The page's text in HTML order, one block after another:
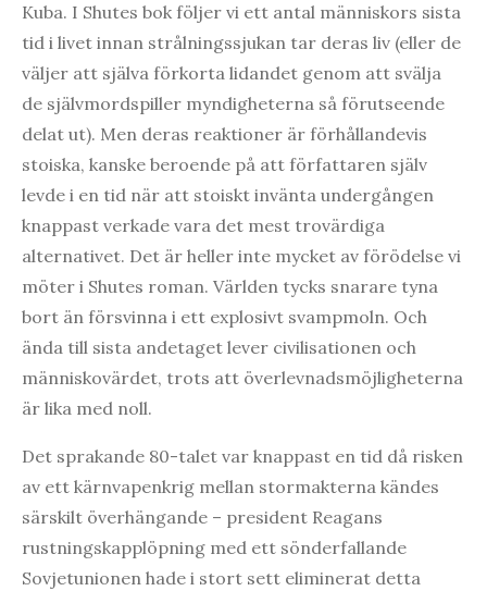
Kuba. I Shutes bok följer vi ett antal människors sista
tid i livet innan strålningssjukan tar deras liv (eller de
väljer att själva förkorta lidandet genom att svälja
de självmordspiller myndigheterna så förutseende
delat ut). Men deras reaktioner är förhållandevis
stoiska, kanske beroende på att författaren själv
levde i en tid när att stoiskt invänta undergången
knappast verkade vara det mest trovärdiga
alternativet. Det är heller inte mycket av förödelse vi
möter i Shutes roman. Världen tycks snarare tyna
bort än försvinna i ett explosivt svampmoln. Och
ända till sista andetaget lever civilisationen och
människovärdet, trots att överlevnadsmöjligheterna
är lika med noll.
Det sprakande 80-talet var knappast en tid då risken
av ett kärnvapenkrig mellan stormakterna kändes
särskilt överhängande – president Reagans
rustningskapplöpning med ett sönderfallande
Sovjetunionen hade i stort sett eliminerat detta